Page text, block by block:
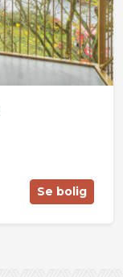
Se bolig